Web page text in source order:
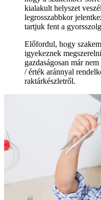
kialakult helyszet
legrosszabbkor
tartjuk fent a
Előfordul, hogy
igyekeznek
gazdaságosan már
/ érték aránnyal
raktárkészletről.